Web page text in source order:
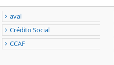
aval
Crédito Social
CCAF